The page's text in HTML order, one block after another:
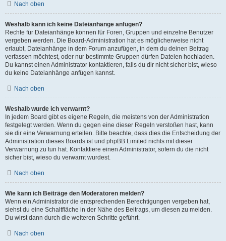
Nach oben
Weshalb kann ich keine Dateianhänge anfügen?
Rechte für Dateianhänge können für Foren, Gruppen und einzelne Benutzer
vergeben werden. Die Board-Administration hat es möglicherweise nicht
erlaubt, Dateianhänge in dem Forum anzufügen, in dem du deinen Beitrag
verfassen möchtest, oder nur bestimmte Gruppen dürfen Dateien hochladen.
Du kannst einen Administrator kontaktieren, falls du dir nicht sicher bist, wieso
du keine Dateianhänge anfügen kannst.
Nach oben
Weshalb wurde ich verwarnt?
In jedem Board gibt es eigene Regeln, die meistens von der Administration
festgelegt werden. Wenn du gegen eine dieser Regeln verstoßen hast, kann
sie dir eine Verwarnung erteilen. Bitte beachte, dass dies die Entscheidung der
Administration dieses Boards ist und phpBB Limited nichts mit dieser
Verwarnung zu tun hat. Kontaktiere einen Administrator, sofern du die nicht
sicher bist, wieso du verwarnt wurdest.
Nach oben
Wie kann ich Beiträge den Moderatoren melden?
Wenn ein Administrator die entsprechenden Berechtigungen vergeben hat,
siehst du eine Schaltfläche in der Nähe des Beitrags, um diesen zu melden.
Du wirst dann durch die weiteren Schritte geführt.
Nach oben